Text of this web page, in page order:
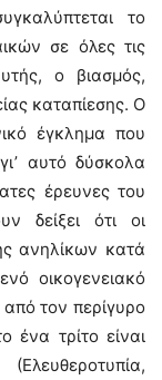
το
σε όλες τις
ο βιασμός,
καταπίεσης. Ο
έγκλημα που
αυτό δύσκολα
έρευνες του
δείξει ότι οι
ανηλίκων κατά
οικογενειακό
τον περίγυρο
ένα τρίτο είναι